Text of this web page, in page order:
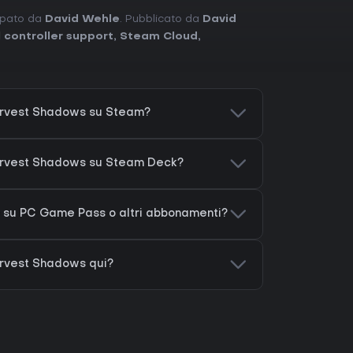
da David Wehle. Pubblicato da
David
controller support, Steam Cloud ,
Shadows su Steam?
Shadows su Steam Deck?
PC Game Pass o altri abbonamenti?
Shadows qui?